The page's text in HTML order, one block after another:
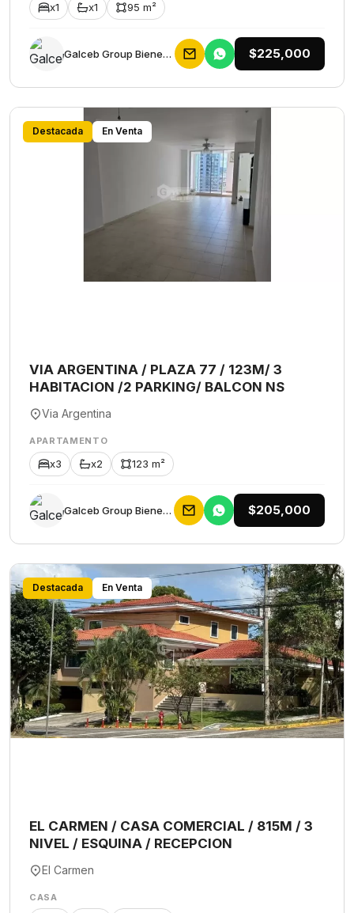
x1 x1 95 m²
Galceb Group Bienes Raices $225,000
Destacada En Venta
VIA ARGENTINA / PLAZA 77 / 123M/ 3
HABITACION /2 PARKING/ BALCON NS
Via Argentina
APARTAMENTO
x3 x2 123 m²
Galceb Group Bienes Raices $205,000
Destacada En Venta
EL CARMEN / CASA COMERCIAL / 815M / 3
NIVEL / ESQUINA / RECEPCION
El Carmen
CASA